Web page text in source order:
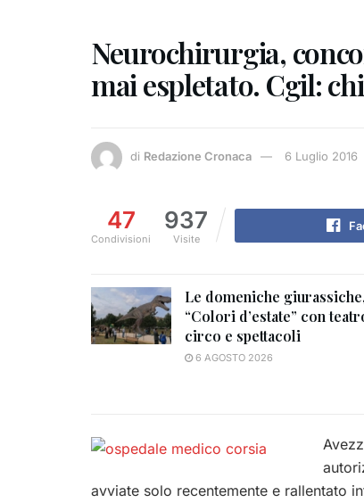
Neurochirurgia,
mai espletato. Cgil:
di Redazione Cronaca 6 Luglio 2016
47
Condivisioni
937
Visite
Le domeniche
“Colori d’estate” con
circo e spettacoli
6 AGOSTO 2026
avviate solo recentemente e rallentato